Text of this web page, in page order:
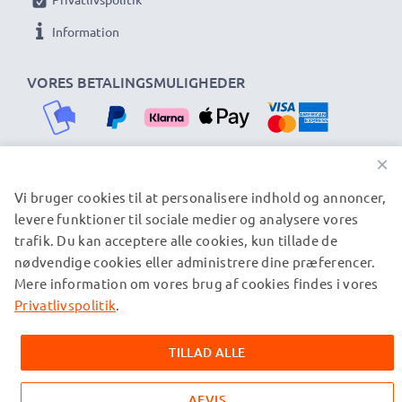
VORES BETALINGSMULIGHEDER
Information
VORES FORSENDELSESPARTNERE
© subtel.dk 2026
Alle priser er inklusive moms og eksklusive
forsendelsesomkostninger. Bemærk venligst, at alle viste
ejere og er nævnt på vores websider udelukkende for at give
oplysninger om vores produkter.
×
Vi bruger cookies til at personalisere indhold og annoncer,
levere funktioner til sociale medier og analysere vores
trafik. Du kan acceptere alle cookies, kun tillade de
nødvendige cookies eller administrere dine præferencer.
Mere information om vores brug af cookies findes i vores
Privatlivspolitik.
TILLAD ALLE